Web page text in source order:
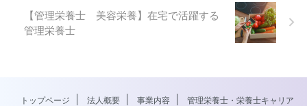
【管理栄養士 美容栄養】在宅で活躍する
管理栄養士
トップページ 法人概要 事業内容
管理栄養士・栄養士キャリア